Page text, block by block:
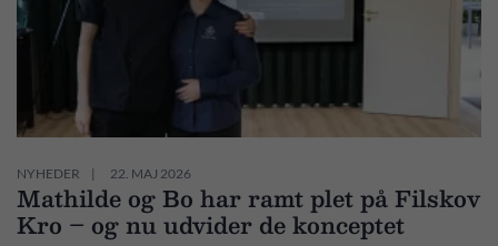
NYHEDER 22. MAJ 2026
Mathilde og Bo har ramt plet på Filskov
Kro – og nu udvider de konceptet